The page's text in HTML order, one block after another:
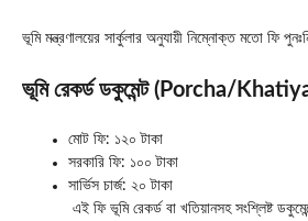
ভূমি মন্ত্রণালয়ের সার্কুলার অনুযায়ী নিম্নোক্ত মতো ফি
ভূমি রেকর্ড ডকুমেন্ট (Porcha/
মোট ফি: ১২০ টাকা
সরকারি ফি: ১০০ টাকা
সার্ভিস চার্জ: ২০ টাকা
এই ফি ভূমি রেকর্ড বা খতিয়ানসহ সংশ্লিষ্ট